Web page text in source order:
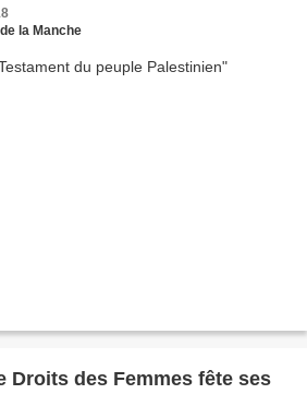
la Manche
Droits des Femmes fête ses